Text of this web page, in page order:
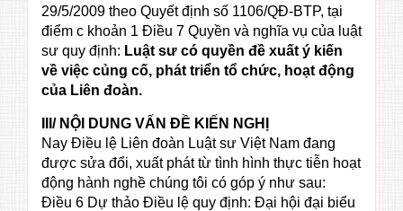
29/5/2009 theo Quyết định số 1106/QĐ-BTP, tại
điểm c khoản 1 Điều 7 Quyền và nghĩa vụ của luật
sư quy định: Luật sư có quyền đề xuất ý kiến
về việc củng cố, phát triển tổ chức, hoạt động
của Liên đoàn.
III/ NỘI DUNG VẤN ĐỀ KIẾN NGHỊ
Nay Điều lệ Liên đoàn Luật sư Việt Nam đang
được sửa đổi, xuất phát từ tình hình thực tiễn hoạt
động hành nghề chúng tôi có góp ý như sau:
Điều 6 Dự thảo Điều lệ quy định: Đại hội đại biểu